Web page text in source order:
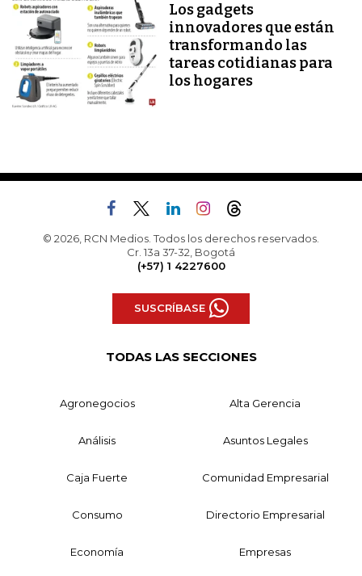
Los gadgets
innovadores que están
transformando las
tareas cotidianas para
los hogares
© 2026, RCN Medios. Todos los derechos reservados.
Cr. 13a 37-32, Bogotá
(+57) 1 4227600
SUSCRÍBASE
TODAS LAS SECCIONES
Agronegocios Alta Gerencia
Análisis Asuntos Legales
Caja Fuerte Comunidad Empresarial
Consumo Directorio Empresarial
Economía Empresas